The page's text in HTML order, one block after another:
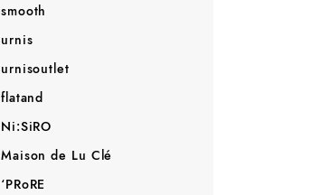
smooth
urnis
urnisoutlet
flatand
Ni:SiRO
Maison de Lu Clé
‘PRoRE